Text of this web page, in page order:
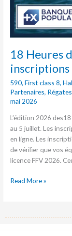
18 Heures
590,First class 8,
Partenaires, Régates
mai 2026
L’édition 2026
au 5 juillet. Les
en ligne. Les
de vérifier que vos
licence FFV 2026.
Read More »